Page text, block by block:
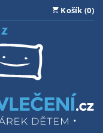
Košík (0)